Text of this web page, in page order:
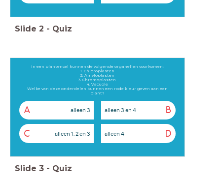
Slide 2 - Quiz
In een plantencel kunnen de volgende organellen voorkomen:
1. Chloroplasten
2. Amyloplasten
3. Chromoplasten
4. Vacuole
Welke van deze onderdelen kunnen een rode kleur geven aan een
plant?
A alleen 3 B
alleen 3 en 4
C alleen 1, 2 en 3 D
alleen 4
Slide 3 - Quiz